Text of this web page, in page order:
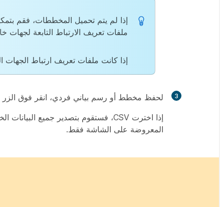
إذا لم يتم تحميل المخططات، فقم
ملفات تعريف الارتباط التابعة
إذا كانت ملفات تعريف ارتباط
3 لحفظ مخطط أو رسم بياني فردي، انقر فوق الزر
المعروضة على الشاشة فقط.